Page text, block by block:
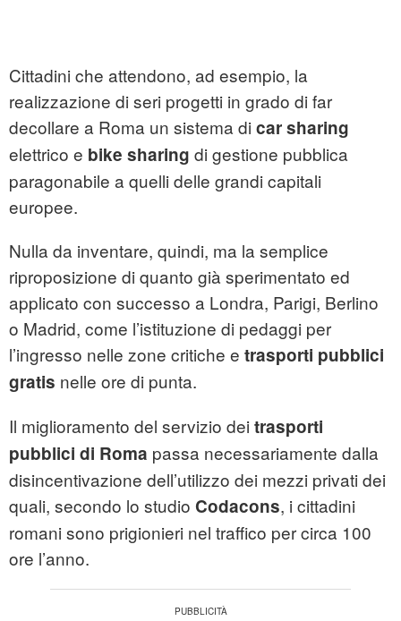
Cittadini che attendono, ad esempio, la
realizzazione di seri progetti in grado di far
decollare a Roma un sistema di car sharing
elettrico e bike sharing di gestione pubblica
paragonabile a quelli delle grandi capitali
europee.
Nulla da inventare, quindi, ma la semplice
riproposizione di quanto già sperimentato ed
applicato con successo a Londra, Parigi, Berlino
o Madrid, come l’istituzione di pedaggi per
l’ingresso nelle zone critiche e trasporti pubblici
gratis nelle ore di punta.
Il miglioramento del servizio dei trasporti
pubblici di Roma passa necessariamente dalla
disincentivazione dell’utilizzo dei mezzi privati dei
quali, secondo lo studio Codacons, i cittadini
romani sono prigionieri nel traffico per circa 100
ore l’anno.